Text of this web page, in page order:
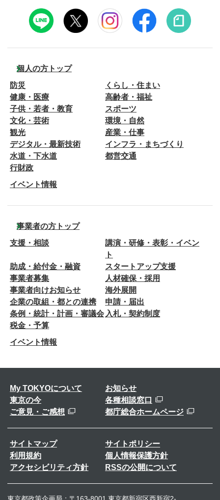
個人の方トップ
防災
くらし・住まい
健康・医療
高齢者・福祉
子供・若者・教育
スポーツ
文化・芸術
環境・自然
観光
産業・仕事
デジタル・最新技術
インフラ・まちづくり
水道・下水道
都営交通
行財政
イベント情報
事業者の方トップ
支援・相談
講演・研修・表彰・イベン
ト
助成・給付金・融資
スタートアップ支援
事業者募集
人材確保・採用
事業者向けお知らせ
海外展開
企業の取組・都との連携
申請・届出
条例・統計・計画・審議会 入札・契約制度
税金・予算
イベント情報
My TOKYOについて
お知らせ
東京の今
各種相談窓口
ご意見・ご感想
都庁総合ホームページ
サイトマップ
サイトポリシー
利用規約
個人情報保護方針
アクセシビリティ方針
RSSの公開について